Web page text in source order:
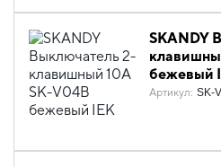
SKANDY
бежевый
Артикул: SK-